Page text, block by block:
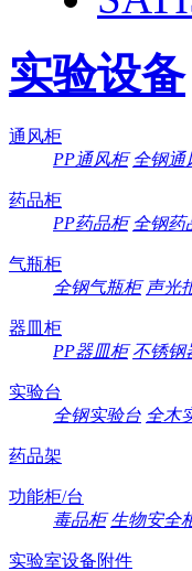
实验设备
通风柜
PP通风柜 全钢通
药品柜
PP药品柜 全钢药
气瓶柜
全钢气瓶柜 声光
器皿柜
PP器皿柜 不锈钢
实验台
全钢实验台 全木
药品架
功能柜/台
毒品柜 生物安全
实验室设备附件